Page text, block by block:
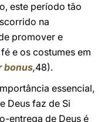
este período tão
na
promover e
e os costumes em
bonus,48).
essencial,
Deus faz de Si
entrega de Deus é